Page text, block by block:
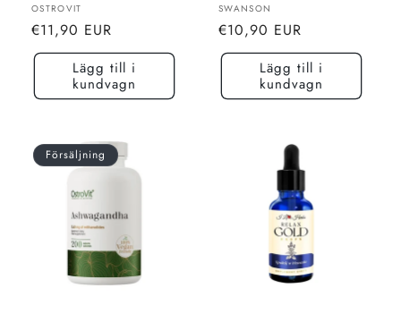
Säljare:
OSTROVIT
Normalt
pris
€11,90 EUR
Lägg till i
kundvagn
Säljare:
SWANSON
Normalt
pris
€10,90 EUR
Lägg till i
kundvagn
Försäljning